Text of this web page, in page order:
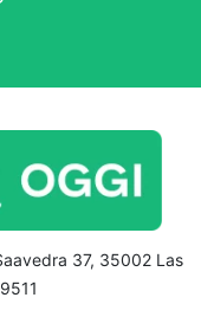
37, 35002 Las